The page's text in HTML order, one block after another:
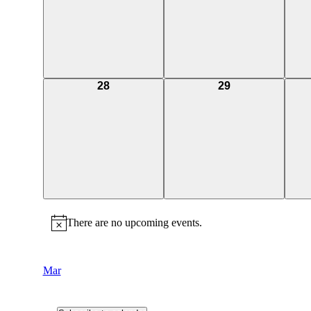
0
28
0
29
There are no upcoming events.
Mar